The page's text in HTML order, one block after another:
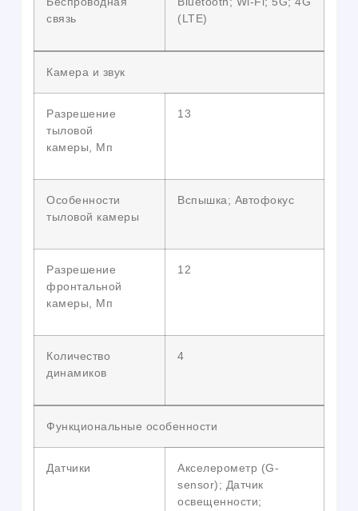
связь
(LTE)
Камера и звук
Разрешение
тыловой
камеры, Мп
13
Особенности
тыловой камеры
Вспышка; Автофокус
Разрешение
фронтальной
камеры, Мп
12
Количество
динамиков
4
Функциональные особенности
Датчики
Акселерометр (G-
sensor); Датчик
освещенности;